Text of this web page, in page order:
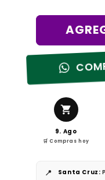
oferta
9. Ago
🛒 Compras hoy
📍 Santa Cruz: